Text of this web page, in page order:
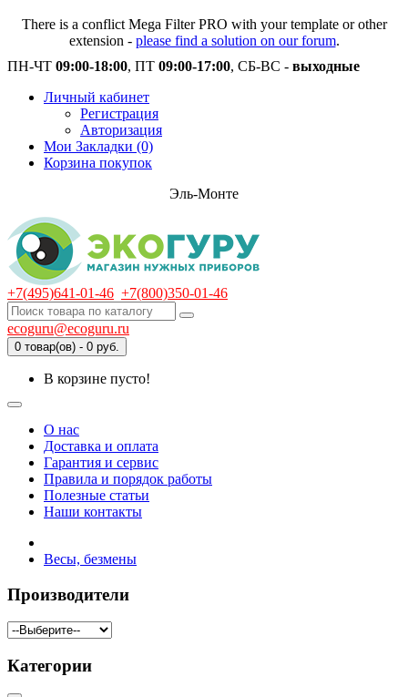
There is a conflict Mega Filter PRO with your template or other
extension - please find a solution on our forum.
ПН-ЧТ 09:00-18:00, ПТ 09:00-17:00, СБ-ВС - выходные
Личный кабинет
Регистрация
Авторизация
Мои Закладки (0)
Корзина покупок
Эль-Монте
+7(495)641-01-46 +7(800)350-01-46
ecoguru@ecoguru.ru
0 товар(ов) - 0 руб.
В корзине пусто!
О нас
Доставка и оплата
Гарантия и сервис
Правила и порядок работы
Полезные статьи
Наши контакты
Весы, безмены
Производители
Категории